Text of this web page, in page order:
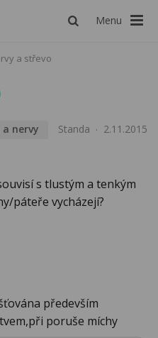
Menu
a střevo
a nervy Standa 2.11.2015
s tlustým a tenkým
páteře vycházejí?
především
poruše míchy